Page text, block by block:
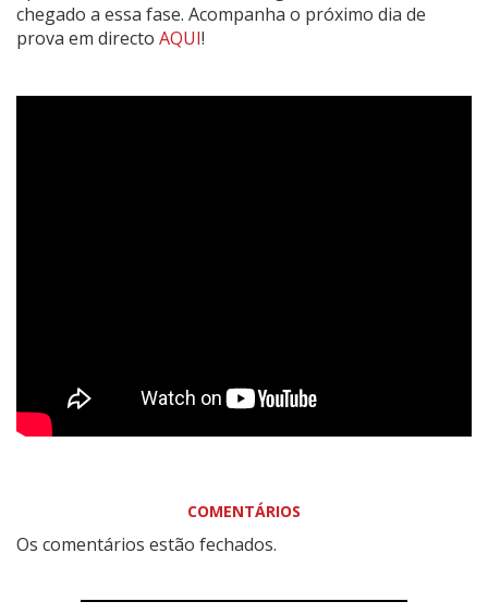
chegado a essa fase. Acompanha o próximo dia de
prova em directo AQUI!
COMENTÁRIOS
Os comentários estão fechados.